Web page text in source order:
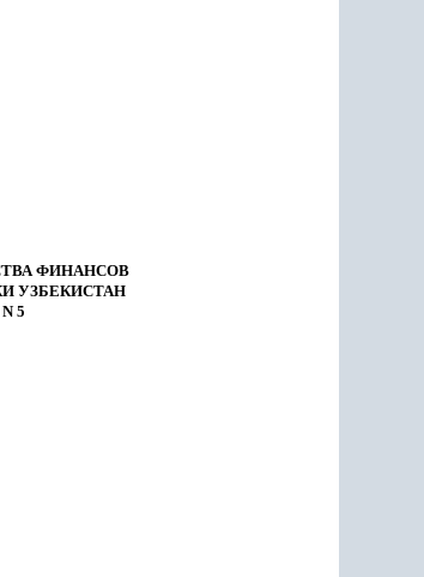
ФИНАНСОВ
УЗБЕКИСТАН
N 5